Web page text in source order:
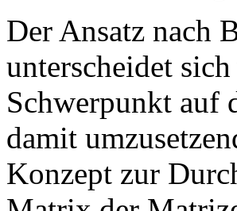
Der Ansatz nach
unterscheidet
Schwerpunkt auf
damit
Konzept zur